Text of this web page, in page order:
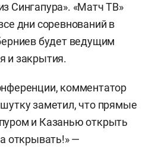
Сингапура». «Матч ТВ»
дни соревнований в
будет ведущим
и закрытия.
комментатор
заметил, что прямые
и Казанью открыть
открывать!» —